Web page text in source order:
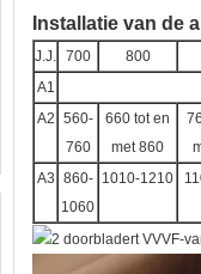
Installatie van de
J.J. 700 800
A1
A2 560-
760
660 tot en
met 860
A3 860-
1060
1010-1210